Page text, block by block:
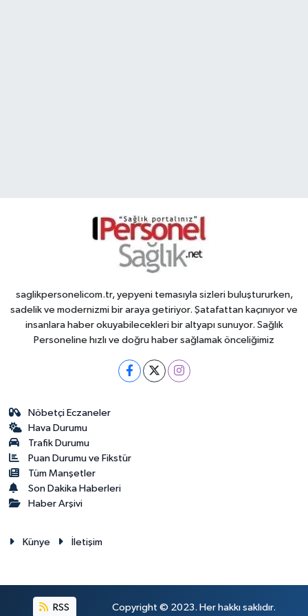
saglikpersonelicom.tr, yepyeni temasıyla sizleri buluştururken,
sadelik ve modernizmi bir araya getiriyor. Şatafattan kaçınıyor ve
insanlara haber okuyabilecekleri bir altyapı sunuyor. Sağlık
Personeline hızlı ve doğru haber sağlamak önceliğimiz
Nöbetçi Eczaneler
Hava Durumu
Trafik Durumu
Puan Durumu ve Fikstür
Tüm Manşetler
Son Dakika Haberleri
Haber Arşivi
Künye İletişim
RSS Copyright © 2023. Her hakkı saklıdır.